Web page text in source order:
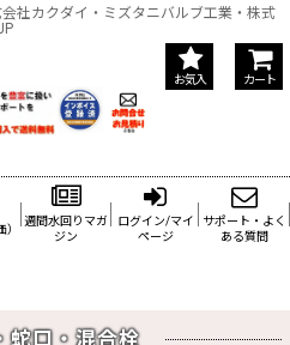
社カクダイ・ミズタニバルブ工業・株式
お気入 カート
週間水回りマガ
ジン
ログイン/マイ
ページ
サポート・よく
ある質問
蛇口・混合栓